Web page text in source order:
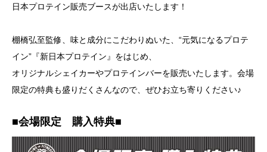
日本プロテイン販売ブースが出店いたします！
棚橋弘至監修、味と成分にこだわりぬいた、“元気になるプロテ
イン”『新日本プロテイン』をはじめ、
オリジナルシェイカーやプロテインバーを販売いたします。会場
限定の特典も盛りだくさんなので、ぜひお立ち寄りください♪
■会場限定 購入特典■